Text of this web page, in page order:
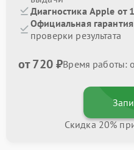
Диагностика Apple от
Официальная
проверки результата
от 720 ₽Время работы:
Скидка 20%